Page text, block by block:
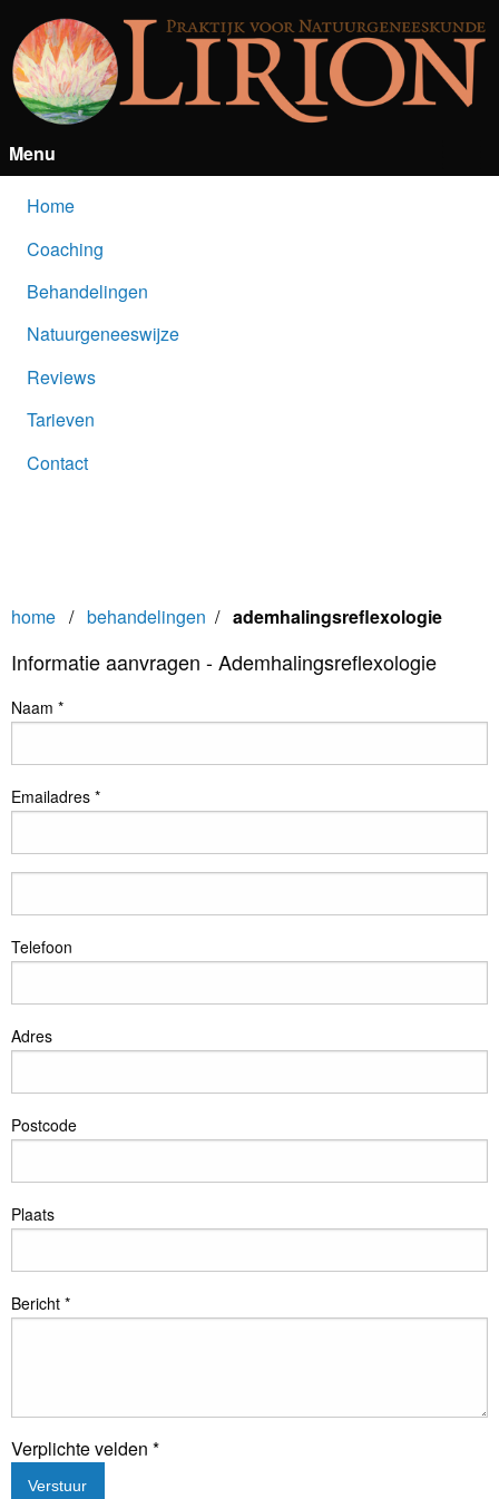
Menu
Home
Coaching
Behandelingen
Natuurgeneeswijze
Reviews
Tarieven
Contact
home / behandelingen / ademhalingsreflexologie
Informatie aanvragen - Ademhalingsreflexologie
Naam *
Emailadres *
Telefoon
Adres
Postcode
Plaats
Bericht *
Verplichte velden *